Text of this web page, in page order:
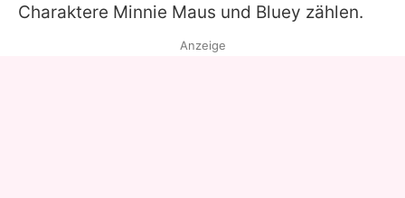
Charaktere Minnie Maus und Bluey zählen.
Anzeige